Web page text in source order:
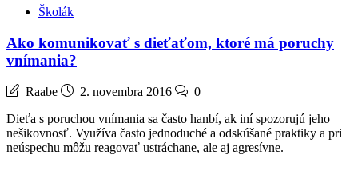
Školák
Ako komunikovať s dieťaťom, ktoré má poruchy
vnímania?
Raabe 2. novembra 2016
0
Dieťa s poruchou vnímania sa často hanbí, ak iní spozorujú jeho
nešikovnosť. Využíva často jednoduché a odskúšané praktiky a pri
neúspechu môžu reagovať ustráchane, ale aj agresívne.